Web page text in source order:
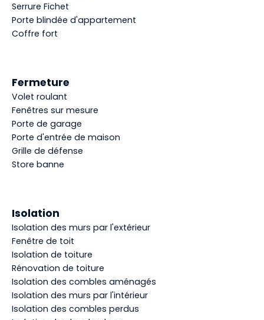
Serrure Fichet
Porte blindée d'appartement
Coffre fort
Fermeture
Volet roulant
Fenêtres sur mesure
Porte de garage
Porte d'entrée de maison
Grille de défense
Store banne
Isolation
Isolation des murs par l'extérieur
Fenêtre de toit
Isolation de toiture
Rénovation de toiture
Isolation des combles aménagés
Isolation des murs par l'intérieur
Isolation des combles perdus